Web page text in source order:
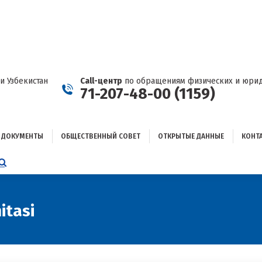
Узбекистан Call-центр по обращениям физических и
71-207-48-00 (1159)
ДОКУМЕНТЫ ОБЩЕСТВЕННЫЙ СОВЕТ ОТКРЫТЫЕ ДАННЫЕ